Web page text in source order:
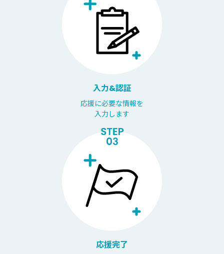
入力&認証
応援に必要な情報を
入力します
応援完了